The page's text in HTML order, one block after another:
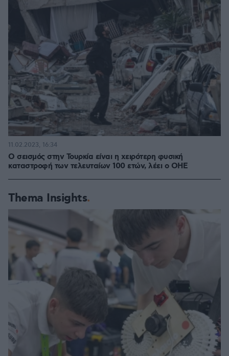
Ο σεισμός στην Τουρκία είναι η χειρότερη φυσική
καταστροφή των τελευταίων 100 ετών, λέει ο ΟΗΕ
11.02.2023, 16:34
Thema Insights